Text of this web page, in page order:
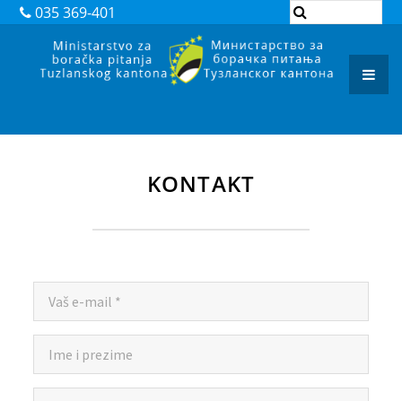
035 369-401
KONTAKT
ZAKONI
PODZAKONSKI AKTI
KONTAKT